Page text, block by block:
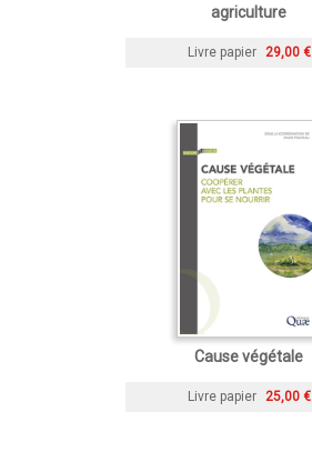
agriculture
Livre papier 29,00 €
Cause végétale
Livre papier 25,00 €